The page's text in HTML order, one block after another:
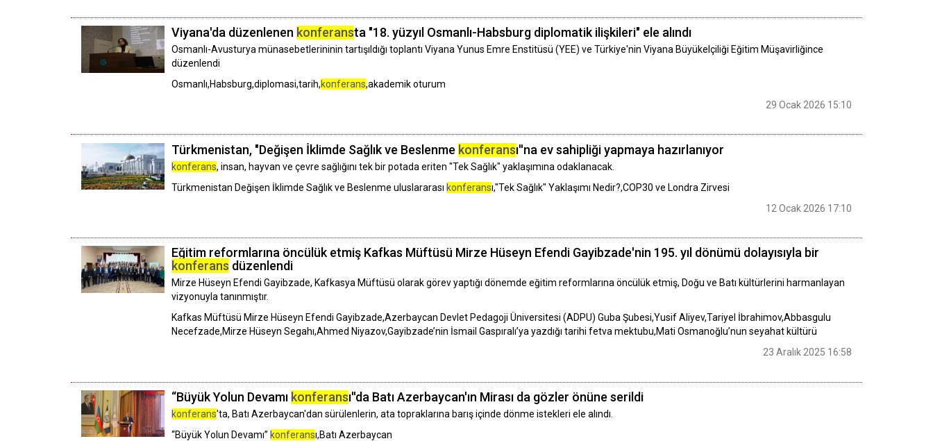
Viyana'da düzenlenen konferansta "18. yüzyıl Osmanlı-Habsburg diplomatik ilişkileri" ele alındı
Osmanlı-Avusturya münasebetlerininin tartışıldığı toplantı Viyana Yunus Emre Enstitüsü (YEE) ve Türkiye'nin Viyana Büyükelçiliği Eğitim Müşavirliğince
düzenlendi
Osmanlı,Habsburg,diplomasi,tarih,konferans,akademik oturum
29 Ocak 2026 15:10
Türkmenistan, "Değişen İklimde Sağlık ve Beslenme konferansı''na ev sahipliği yapmaya hazırlanıyor
konferans, insan, hayvan ve çevre sağlığını tek bir potada eriten "Tek Sağlık" yaklaşımına odaklanacak.
Türkmenistan Değişen İklimde Sağlık ve Beslenme uluslararası konferansı,"Tek Sağlık" Yaklaşımı Nedir?,COP30 ve Londra Zirvesi
12 Ocak 2026 17:10
Eğitim reformlarına öncülük etmiş Kafkas Müftüsü Mirze Hüseyn Efendi Gayibzade'nin 195. yıl dönümü dolayısıyla bir
konferans düzenlendi
Mirze Hüseyn Efendi Gayibzade, Kafkasya Müftüsü olarak görev yaptığı dönemde eğitim reformlarına öncülük etmiş, Doğu ve Batı kültürlerini harmanlayan
vizyonuyla tanınmıştır.
Kafkas Müftüsü Mirze Hüseyn Efendi Gayibzade,Azerbaycan Devlet Pedagoji Üniversitesi (ADPU) Guba Şubesi,Yusif Aliyev,Tariyel İbrahimov,Abbasgulu
Necefzade,Mirze Hüseyn Segahı,Ahmed Niyazov,Gayibzade’nin İsmail Gaspıralı’ya yazdığı tarihi fetva mektubu,Mati Osmanoğlu’nun seyahat kültürü
23 Aralık 2025 16:58
“Büyük Yolun Devamı konferansı''da Batı Azerbaycan'ın Mirası da gözler önüne serildi
konferans'ta, Batı Azerbaycan'dan sürülenlerin, ata topraklarına barış içinde dönme istekleri ele alındı.
“Büyük Yolun Devamı” konferansı,Batı Azerbaycan